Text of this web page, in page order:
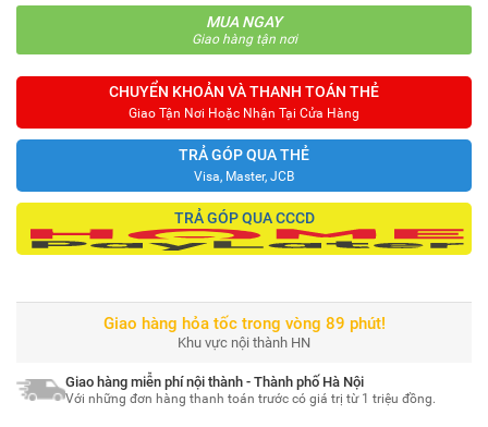
MUA NGAY
Giao hàng tận nơi
CHUYỂN KHOẢN VÀ THANH TOÁN THẺ
Giao Tận Nơi Hoặc Nhận Tại Cửa Hàng
TRẢ GÓP QUA THẺ
Visa, Master, JCB
TRẢ GÓP QUA CCCD
Giao hàng hỏa tốc trong vòng 89 phút!
Khu vực nội thành HN
Giao hàng miễn phí nội thành - Thành phố Hà Nội
Với những đơn hàng thanh toán trước có giá trị từ 1 triệu đồng.